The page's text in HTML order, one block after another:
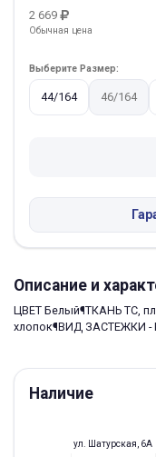
2 669
Обычная цена
Выберите Размер:
44/164 46/164
Описание и
ЦВЕТ Белый¶ТКАНЬ TC,
хлопок¶ВИД ЗАСТЕЖКИ -
Наличие
ул. Шатурская, 6А